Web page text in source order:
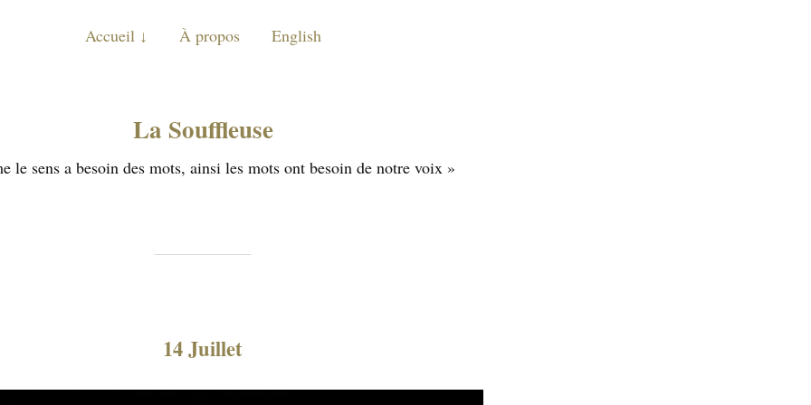
Accueil À propos English
La Souffleuse
le sens a besoin des mots, ainsi les mots ont besoin de notre voix »
14 Juillet